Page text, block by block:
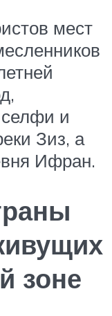
мест
и
Зиз, а
Ифран.
зоне